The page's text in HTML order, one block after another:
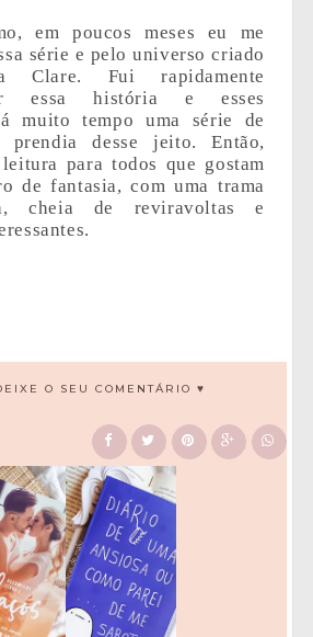
em poucos meses eu me
série e pelo universo criado
Clare. Fui rapidamente
essa história e esses
muito tempo uma série de
desse jeito. Então,
para todos que gostam
de fantasia, com uma trama
cheia de reviravoltas e
O SEU COMENTÁRIO ♥